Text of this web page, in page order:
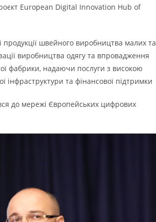
European Digital Innovation Hub of
швейного виробництва малих та
виробництва одягу та впровадження
фабрики, надаючи послуги з високою
інфраструктури та фінансової підтримки
до мережі Європейських цифрових